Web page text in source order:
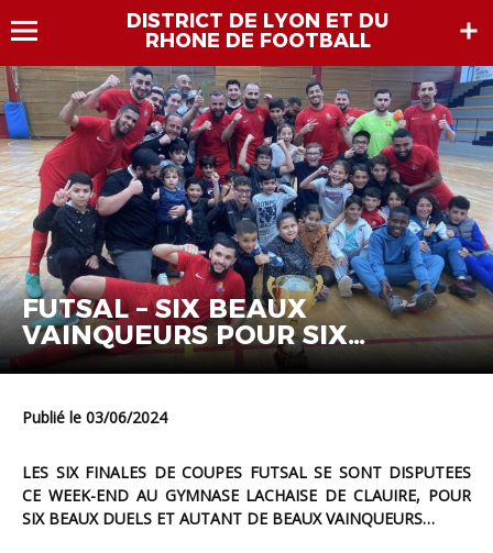
DISTRICT DE LYON ET DU
RHONE DE FOOTBALL
FUTSAL – SIX BEAUX
VAINQUEURS POUR SIX
COUPES…
Publié le 03/06/2024
LES SIX FINALES DE COUPES FUTSAL SE SONT DISPUTEES
CE WEEK-END AU GYMNASE LACHAISE DE CLAUIRE, POUR
SIX BEAUX DUELS ET AUTANT DE BEAUX VAINQUEURS…